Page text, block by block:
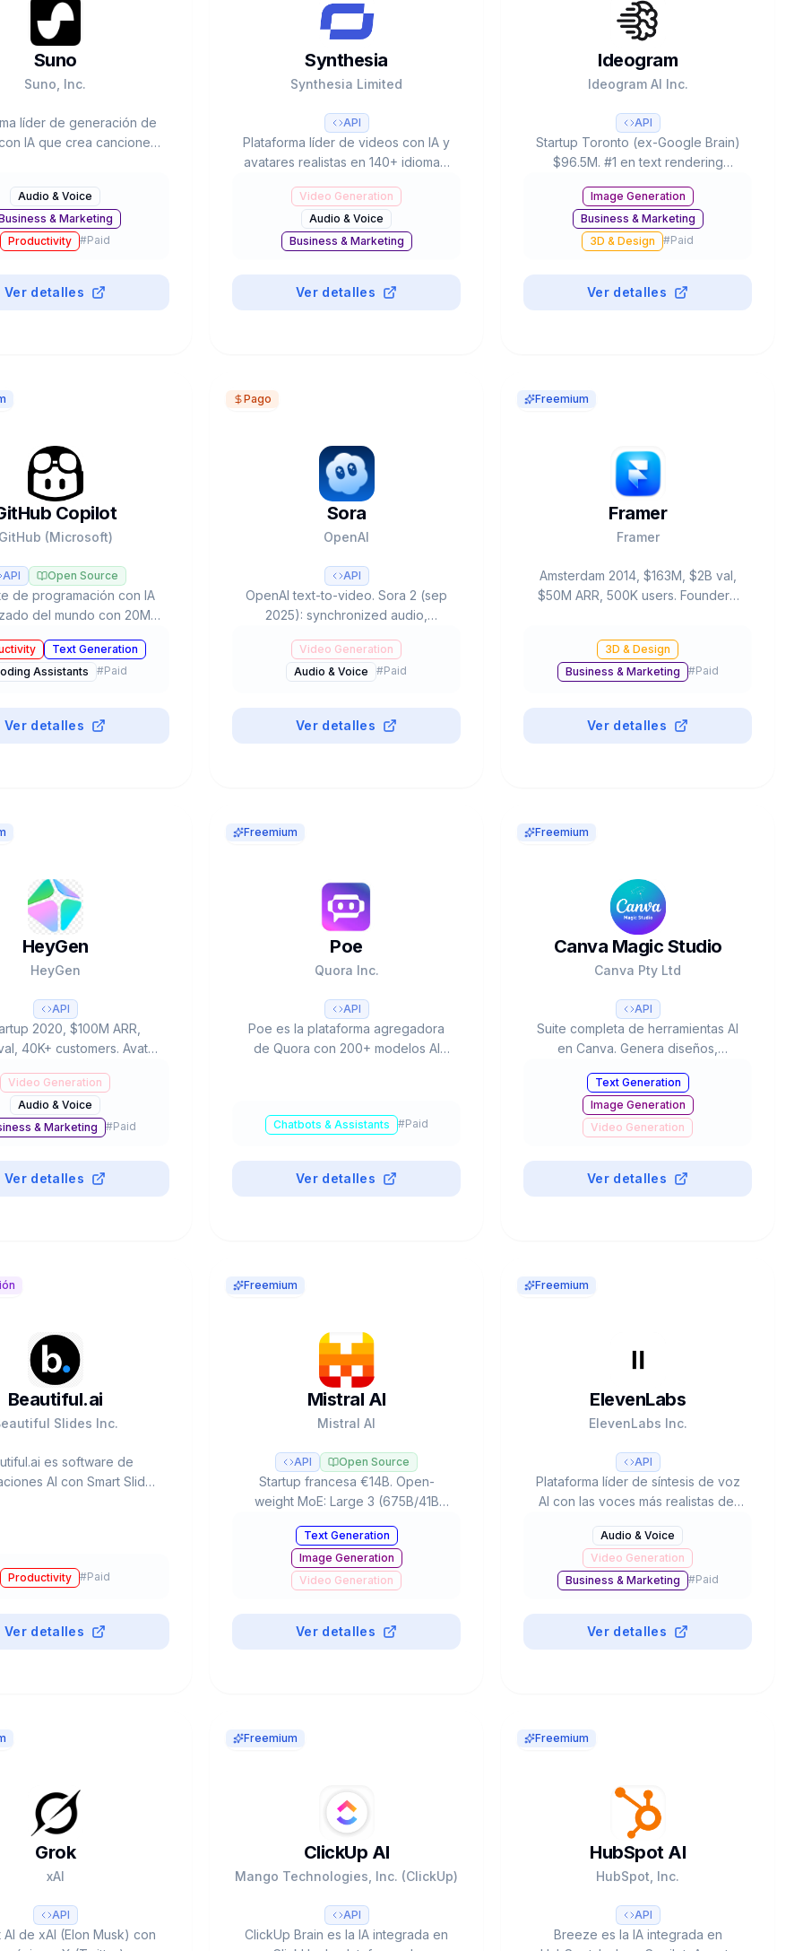
Suno
Suno, Inc.
líder de generación de
IA que crea canciones
en $2.45B con 12M+
usuarios.
Audio & Voice
& Marketing
Productivity #Paid
Ver detalles
Synthesia
Synthesia Limited
API
Plataforma líder de videos con IA y
avatares realistas en 140+ idiomas.
$4B valoración, 240+ avatares y
reducción del 90% en tiempo de
producción.
Video Generation
Audio & Voice
Business & Marketing
Ver detalles
Ideogram
Ideogram AI Inc.
API
Startup Toronto (ex-Google Brain)
$96.5M. #1 en text rendering
imágenes), 4.3B presets, ELO rating
#1. Free: 20-25 prompts/día.
Image Generation
Business & Marketing
3D & Design
#Paid
Ver detalles
Copilot
GitHub (Microsoft)
API Open Source
de programación con IA
del mundo con 20M+
Claude, Gemini), Agent
Agent autónomo y
Text Generation
Assistants
#Paid
Ver detalles
Pago
Sora
OpenAI
API
OpenAI text-to-video. Sora 2 (sep
2025): synchronized audio,
ChatGPT Plus $20/mes (50 videos),
Pro $200/mes (500+unlimited).
Video Generation
Audio & Voice
#Paid
Ver detalles
Freemium
Framer
Framer
Amsterdam 2014, $163M, $2B val,
$50M ARR, 500K users. Founders:
prompt→site. 40% YC S2024.
Clients: Miro, Perplexity, Scale AI.
3D & Design
Business & Marketing
#Paid
Ver detalles
HeyGen
HeyGen
API
2020, $100M ARR,
40K+ customers. Avatar
lip-sync. Creator
unlimited. G2 #1 Fastest
Growing 2025.
Video Generation
Audio & Voice
& Marketing
#Paid
Ver detalles
Freemium
Poe
Quora Inc.
API
Poe es la plataforma agregadora
de Quora con 200+ modelos AI
Free a $250/mes. $75M funding
Chatbots & Assistants #Paid
Ver detalles
Freemium
Canva Magic Studio
Canva Pty Ltd
API
Suite completa de herramientas AI
en Canva. Genera diseños,
220M usuarios, usado 16B+ veces.
Valorada en $42B.
Text Generation
Image Generation
Video Generation
3D & Design
Productivity
Ver detalles
Beautiful.ai
Slides Inc.
es software de
AI con Smart Slides
funding.
Productivity #Paid
Ver detalles
Freemium
Mistral AI
Mistral AI
API Open Source
Startup francesa €14B. Open-
weight MoE: Large 3 (675B/41B
offline), Devstral 2 coding (72.2%
SWE-bench). Apache 2.0.
Text Generation
Image Generation
Video Generation
Coding Assistants
Ver detalles
Freemium
ElevenLabs
ElevenLabs Inc.
API
Plataforma líder de síntesis de voz
AI con las voces más realistas del
voice cloning, dubbing, música AI.
$6.6B valoración, 41% Fortune 500.
Audio & Voice
Video Generation
Business & Marketing
#Paid
Ver detalles
Grok
xAI
API
AI de xAI (Elon Musk) con
Freemium
ClickUp AI
Mango Technologies, Inc. (ClickUp)
API
ClickUp Brain es la IA integrada en
Freemium
HubSpot AI
HubSpot, Inc.
API
Breeze es la IA integrada en